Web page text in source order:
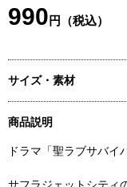
990 円（税込）
サイズ・素材
商品説明
ドラマ「聖ラブサバイ